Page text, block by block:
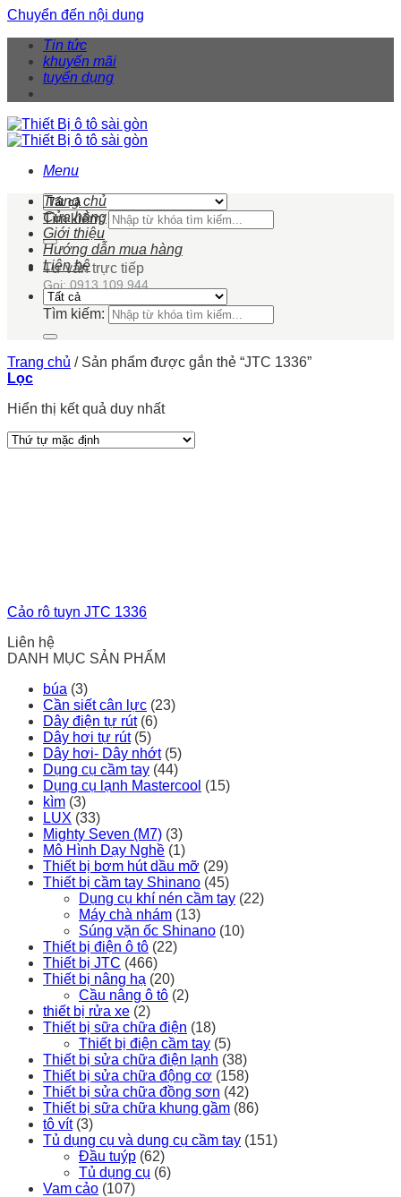
Chuyển đến nội dung
Tin tức
khuyến mãi
tuyển dụng
Menu
Tìm kiếm:
Tư vấn trực tiếp
Gọi: 0913 109 944
Trang chủ
Cửa hàng
Giới thiệu
Hướng dẫn mua hàng
Liên hệ
Tìm kiếm:
Trang chủ /Sản phẩm được gắn thẻ “JTC 1336”
Lọc
Hiển thị kết quả duy nhất
Cảo rô tuyn JTC 1336
Liên hệ
DANH MỤC SẢN PHẨM
búa (3)
Cần siết cân lực (23)
Dây điện tự rút (6)
Dây hơi tự rút (5)
Dây hơi- Dây nhớt (5)
Dụng cụ cầm tay (44)
Dụng cụ lạnh Mastercool (15)
kìm (3)
LUX (33)
Mighty Seven (M7) (3)
Mô Hình Dạy Nghề (1)
Thiết bị bơm hút dầu mỡ (29)
Thiết bị cầm tay Shinano (45)
Dụng cụ khí nén cầm tay (22)
Máy chà nhám (13)
Súng vặn ốc Shinano (10)
Thiết bị điện ô tô (22)
Thiết bị JTC (466)
Thiết bị nâng hạ (20)
Cầu nâng ô tô (2)
thiết bị rửa xe (2)
Thiết bị sữa chữa điện (18)
Thiết bị điện cầm tay (5)
Thiết bị sửa chữa điện lạnh (38)
Thiết bị sửa chữa động cơ (158)
Thiết bị sửa chữa đồng sơn (42)
Thiết bị sữa chữa khung gầm (86)
tô vít (3)
Tủ dụng cụ và dụng cụ cầm tay (151)
Đầu tuýp (62)
Tủ dụng cụ (6)
Vam cảo (107)